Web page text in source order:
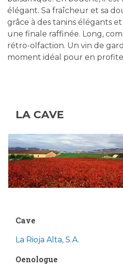
élégant. Sa fraîcheur et sa
grâce à des tanins élégants
une finale raffinée. Long,
rétro-olfaction. Un vin de
moment idéal pour en
LA CAVE
Cave
La Rioja Alta, S.A.
Oenologue